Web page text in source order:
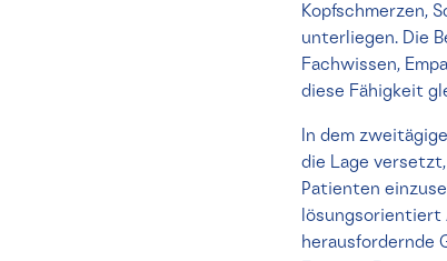
Kopfschmerzen,
unterliegen. Die
Fachwissen,
diese Fähigkeit
In dem
die Lage
Patienten
lösungsorientiert
herausfordernde